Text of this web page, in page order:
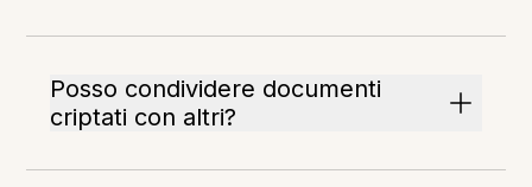
Posso condividere documenti
criptati con altri?